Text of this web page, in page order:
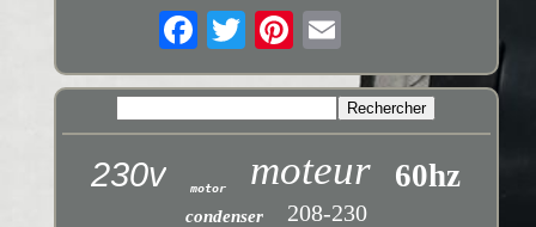
230v motor moteur 60hz
condenser 208-230